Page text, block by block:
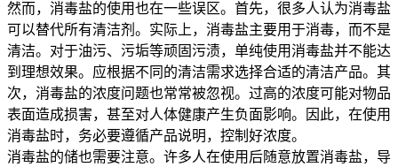
然而，消毒盐的使用也在一些误区。首先，很多人认为消毒盐
可以替代所有清洁剂。实际上，消毒盐主要用于消毒，而不是
清洁。对于油污、污垢等顽固污渍，单纯使用消毒盐并不能达
到理想效果。应根据不同的清洁需求选择合适的清洁产品。其
次，消毒盐的浓度问题也常常被忽视。过高的浓度可能对物品
表面造成损害，甚至对人体健康产生负面影响。因此，在使用
消毒盐时，务必要遵循产品说明，控制好浓度。
消毒盐的储也需要注意。许多人在使用后随意放置消毒盐，导